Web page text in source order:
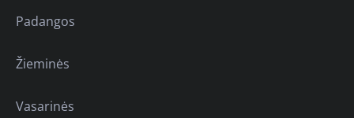
Padangos
Žieminės
Vasarinės